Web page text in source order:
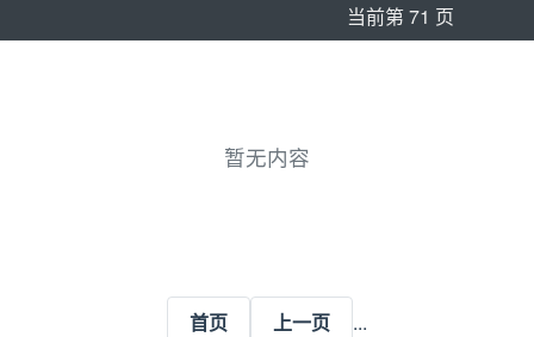
当前第 71 页
暂无内容
首页 上一页 ...